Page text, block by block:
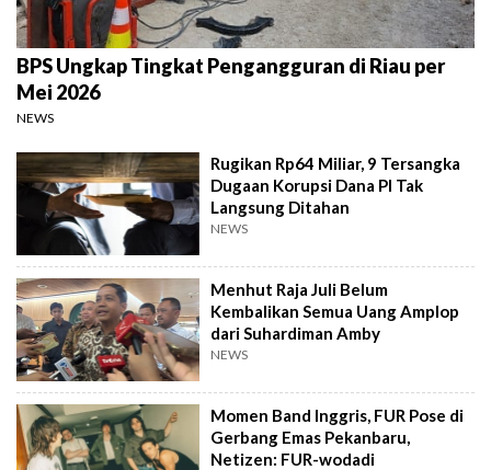
BPS Ungkap Tingkat Pengangguran di Riau per
Mei 2026
NEWS
Rugikan Rp64 Miliar, 9 Tersangka
Dugaan Korupsi Dana PI Tak
Langsung Ditahan
NEWS
Menhut Raja Juli Belum
Kembalikan Semua Uang Amplop
dari Suhardiman Amby
NEWS
Momen Band Inggris, FUR Pose di
Gerbang Emas Pekanbaru,
Netizen: FUR-wodadi